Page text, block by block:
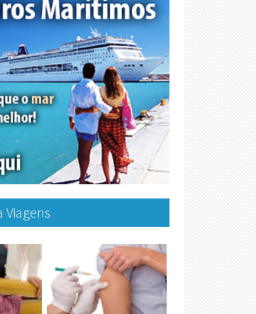
Viagens